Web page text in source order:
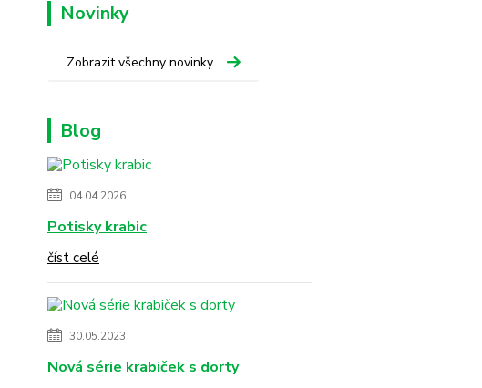
Novinky
Zobrazit všechny novinky
Blog
04.04.2026
Potisky krabic
číst celé
30.05.2023
Nová série krabiček s dorty